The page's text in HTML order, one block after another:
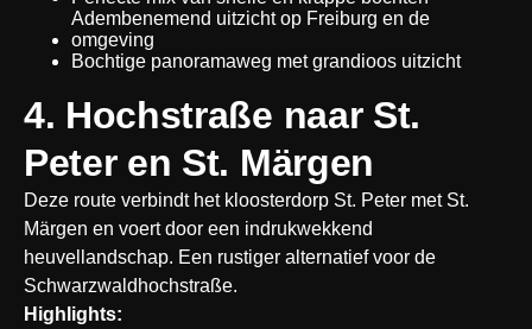
Adembenemend uitzicht op Freiburg en de
omgeving
Bochtige panoramaweg met grandioos uitzicht
4. Hochstraße naar St.
Peter en St. Märgen
Deze route verbindt het kloosterdorp St. Peter met St.
Märgen en voert door een indrukwekkend
heuvellandschap. Een rustiger alternatief voor de
Schwarzwaldhochstraße.
Highlights: